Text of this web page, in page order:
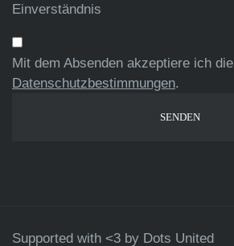
Einverständnis
Mit dem Absenden akzeptiere ich die
Datenschutzbestimmungen.
Supported with <3 by Dots United